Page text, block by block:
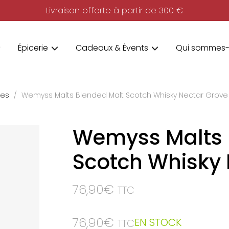
Livraison offerte à partir de 300 €
Épicerie Cadeaux & Évents Qui
Wemyss Malts Blended Malt Scotch Whisky Nectar Grove
Wemyss
Scotch Whisky
76,90€ TTC
76,90€ TTCEN STOCK